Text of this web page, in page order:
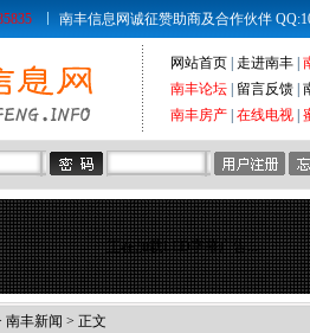
南丰信息网诚征赞助商及合作伙伴
网站首页 走进南丰
南丰论坛
留言反馈
南丰房产 在线电视
正在加载LED字幕广告...
南丰新闻 > 正文